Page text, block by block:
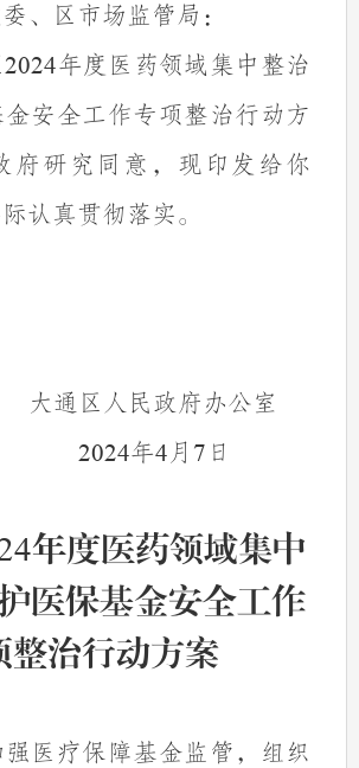
、区市场监管局：
2024年度医药领域集中整治
安全工作专项整治行动方
府研究同意，现印发给你
认真贯彻落实。
大通区人民政府办公室
2024年4 月 7 日
年度医药领域集中
医保基金安全工作
整治行动方案
强医疗保障基金监管，组织